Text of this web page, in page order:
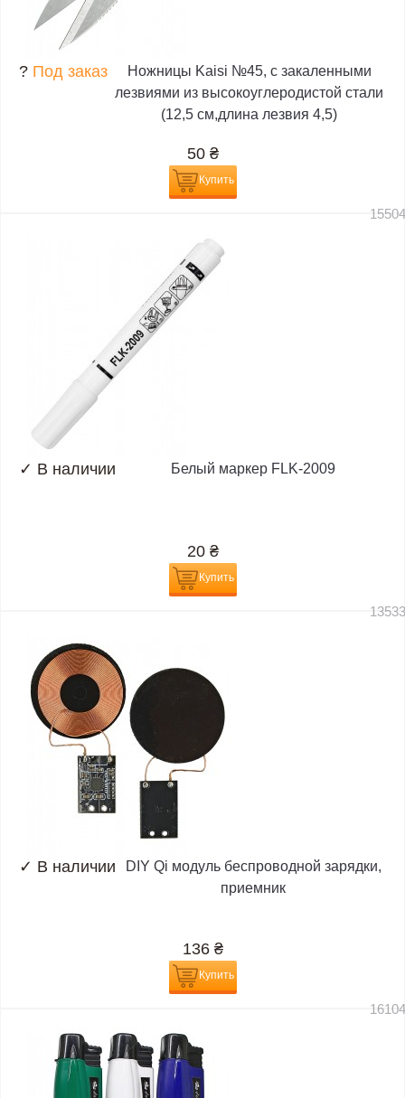
? Под заказ
Ножницы Kaisi №45, с закаленными
лезвиями из высокоуглеродистой стали
(12,5 см,длина лезвия 4,5)
50 ₴
Купить
✓ В наличии Белый маркер FLK-2009
20 ₴
Купить
✓ В наличии
DIY Qi модуль беспроводной зарядки,
приемник
136 ₴
Купить